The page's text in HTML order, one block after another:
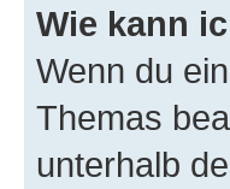
Wie kann
Wenn du
Themas
unterhalb